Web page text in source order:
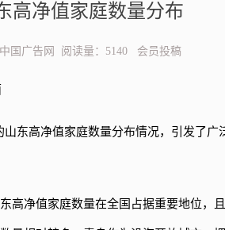
高净值家庭数量分布
国广告网 阅读量：5140 会员投稿
东高净值家庭数量分布情况，引发了广
高净值家庭数量在全国占据重要地位，